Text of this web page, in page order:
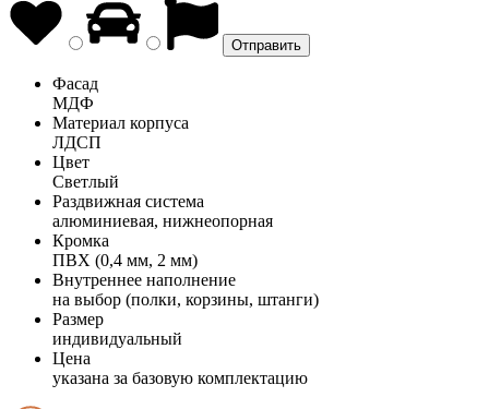
Фасад
МДФ
Материал корпуса
ЛДСП
Цвет
Светлый
Раздвижная система
алюминиевая, нижнеопорная
Кромка
ПВХ (0,4 мм, 2 мм)
Внутреннее наполнение
на выбор (полки, корзины, штанги)
Размер
индивидуальный
Цена
указана за базовую комплектацию